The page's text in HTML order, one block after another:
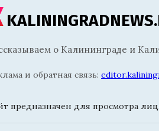
о Калининграде и
и обратная связь:
предназначен для просмотра